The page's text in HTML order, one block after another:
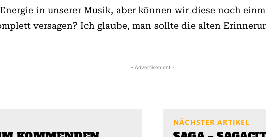
in unserer Musik, aber können wir diese noch
versagen? Ich glaube, man sollte die alten
- Advertisement -
NÄCHSTER ARTIKEL